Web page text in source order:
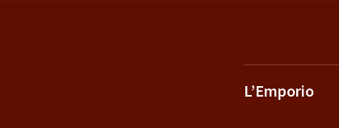
L’Emporio